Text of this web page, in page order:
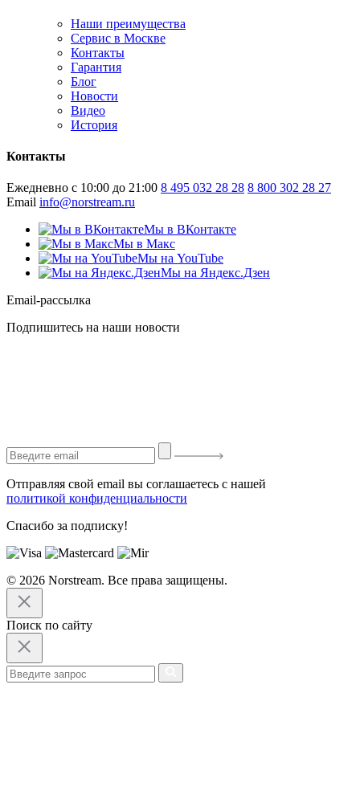
Наши преимущества
Сервис в Москве
Контакты
Гарантия
Блог
Новости
Видео
История
Контакты
Ежедневно с 10:00 до 21:00 8 495 032 28 28 8 800 302 28 27
Email info@norstream.ru
Мы в ВКонтакте
Мы в Макс
Мы на YouTube
Мы на Яндекс.Дзен
Email-рассылка
Подпишитесь на наши новости
Отправляя свой email вы соглашаетесь с нашей
политикой конфиденциальности
Спасибо за подписку!
© 2026 Norstream. Все права защищены.
Поиск по сайту